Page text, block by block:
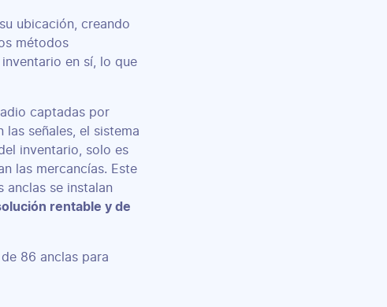
ubicación, creando
métodos
en sí, lo que
captadas por
las señales, el sistema
inventario, solo es
las mercancías. Este
anclas se instalan
rentable y de
86 anclas para